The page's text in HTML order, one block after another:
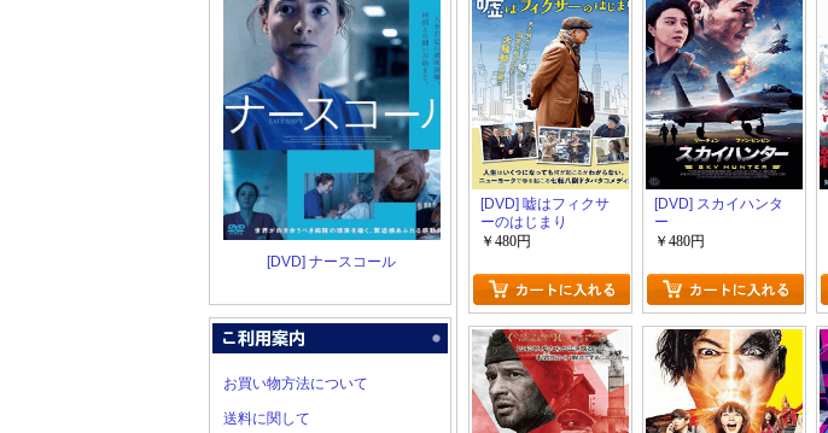
[DVD] ナースコール
お買い物方法について
送料に関して
[DVD] 嘘はフィクサ
ーのはじまり
￥480円
[DVD] スカイハンタ
ー
￥480円